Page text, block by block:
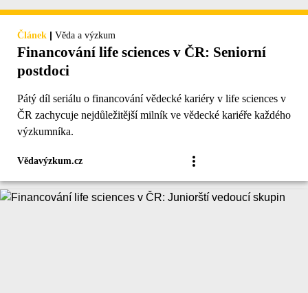
Článek | Věda a výzkum
Financování life sciences v ČR: Seniorní
postdoci
Pátý díl seriálu o financování vědecké kariéry v life sciences v
ČR zachycuje nejdůležitější milník ve vědecké kariéře každého
výzkumníka.
Vědavýzkum.cz